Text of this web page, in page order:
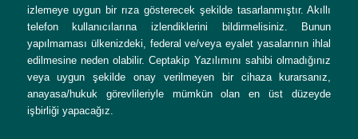
izlemeye uygun bir rıza gösterecek şekilde tasarlanmıştır. Akıllı
telefon kullanıcılarına izlendiklerini bildirmelisiniz. Bunun
yapılmaması ülkenizdeki, federal ve/veya eyalet yasalarının ihlal
edilmesine neden olabilir. Ceptakip Yazılımını sahibi olmadığınız
veya uygun şekilde onay verilmeyen bir cihaza kurarsanız,
anayasa/hukuk görevlileriyle mümkün olan en üst düzeyde
işbirliği yapacağız.